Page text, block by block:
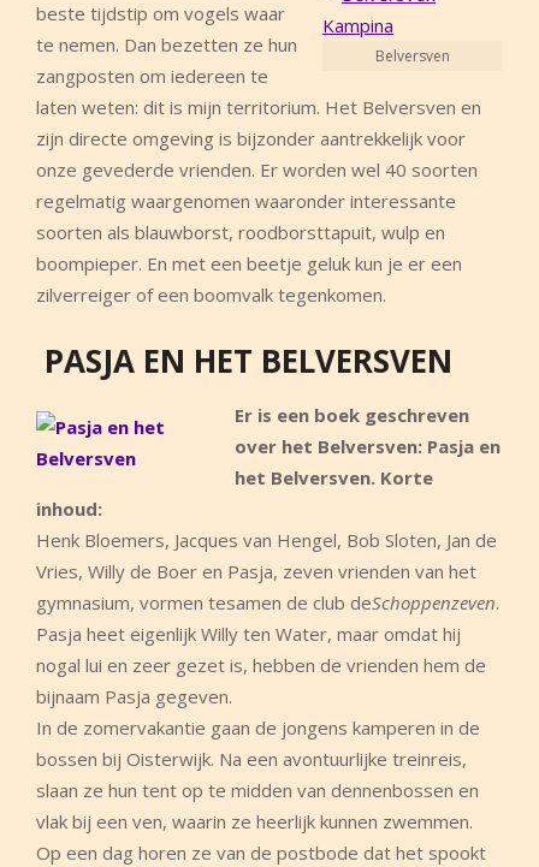
Belversven
beste tijdstip om vogels waar
te nemen. Dan bezetten ze hun
zangposten om iedereen te
laten weten: dit is mijn territorium. Het Belversven en
zijn directe omgeving is bijzonder aantrekkelijk voor
onze gevederde vrienden. Er worden wel 40 soorten
regelmatig waargenomen waaronder interessante
soorten als blauwborst, roodborsttapuit, wulp en
boompieper. En met een beetje geluk kun je er een
zilverreiger of een boomvalk tegenkomen.
PASJA EN HET BELVERSVEN
Er is een boek geschreven
over het Belversven: Pasja en
het Belversven. Korte
inhoud:
Henk Bloemers, Jacques van Hengel, Bob Sloten, Jan de
Vries, Willy de Boer en Pasja, zeven vrienden van het
gymnasium, vormen tesamen de club deSchoppenzeven.
Pasja heet eigenlijk Willy ten Water, maar omdat hij
nogal lui en zeer gezet is, hebben de vrienden hem de
bijnaam Pasja gegeven.
In de zomervakantie gaan de jongens kamperen in de
bossen bij Oisterwijk. Na een avontuurlijke treinreis,
slaan ze hun tent op te midden van dennenbossen en
vlak bij een ven, waarin ze heerlijk kunnen zwemmen.
Op een dag horen ze van de postbode dat het spookt